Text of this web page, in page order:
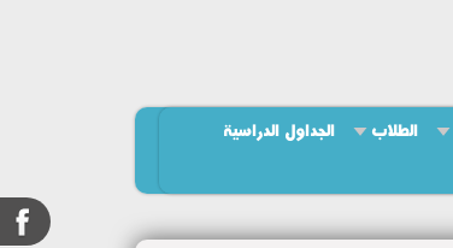
الطلاب
الجداول الدراسية